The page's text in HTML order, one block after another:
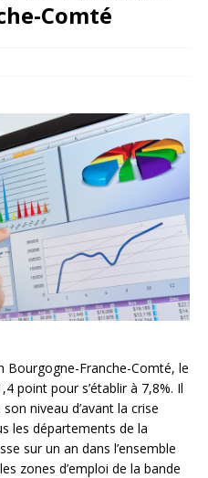
Comté
Bourgogne-Franche-Comté, le
point pour s’établir à 7,8%. Il
niveau d’avant la crise
les départements de la
sur un an dans l’ensemble
zones d’emploi de la bande